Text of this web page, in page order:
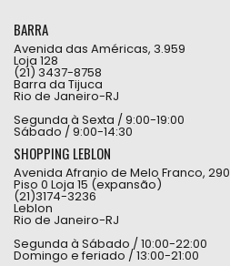
BARRA
Avenida das Américas, 3.959
Loja 128
(21) 3437-8758
Barra da Tijuca
Rio de Janeiro-RJ
Segunda à Sexta / 9:00-19:00
Sábado / 9:00-14:30
SHOPPING LEBLON
Avenida Afranio de Melo Franco, 290
Piso 0 Loja 15 (expansão)
(21)3174-3236
Leblon
Rio de Janeiro-RJ
Segunda à Sábado / 10:00-22:00
Domingo e feriado / 13:00-21:00